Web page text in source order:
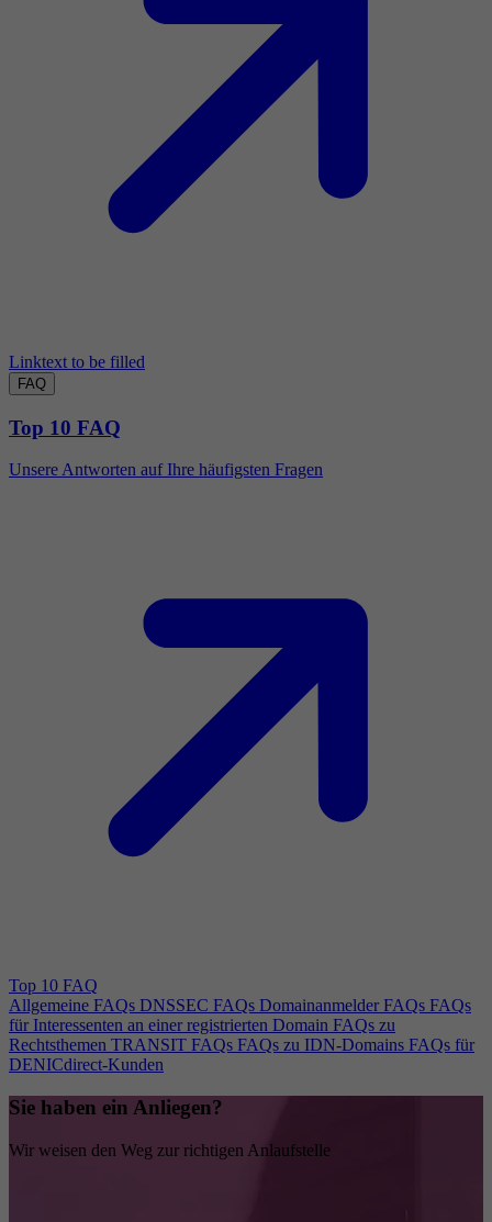
Linktext to be filled
FAQ
Top 10 FAQ
Unsere Antworten auf Ihre häufigsten Fragen
Top 10 FAQ
Allgemeine FAQs DNSSEC FAQs Domainanmelder FAQs FAQs
für Interessenten an einer registrierten Domain FAQs zu
Rechtsthemen TRANSIT FAQs FAQs zu IDN-Domains FAQs für
DENICdirect-Kunden
Sie haben ein Anliegen?
Wir weisen den Weg zur richtigen Anlaufstelle